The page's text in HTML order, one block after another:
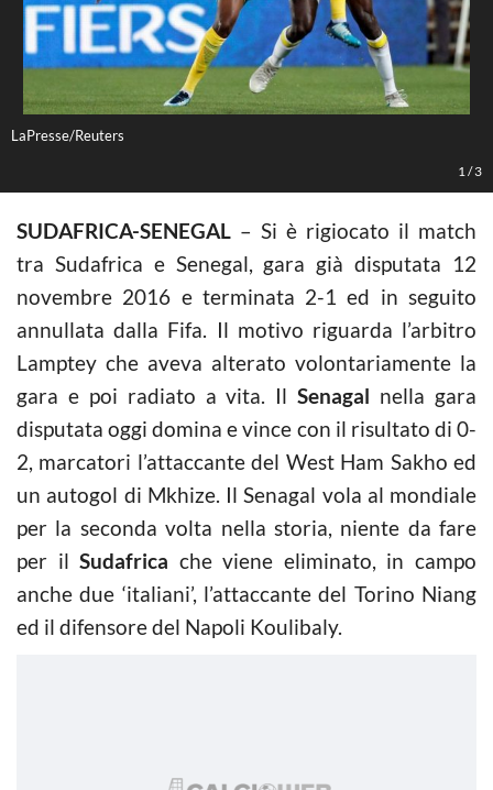
LaPresse/Reuters
1 /3
SUDAFRICA-SENEGAL – Si è rigiocato il match
tra Sudafrica e Senegal, gara già disputata 12
novembre 2016 e terminata 2-1 ed in seguito
annullata dalla Fifa. Il motivo riguarda l’arbitro
Lamptey che aveva alterato volontariamente la
gara e poi radiato a vita. IlSenagal nella gara
disputata oggi domina e vince con il risultato di 0-
2, marcatori l’attaccante del West Ham Sakho ed
un autogol di Mkhize. Il Senagal vola al mondiale
per la seconda volta nella storia, niente da fare
per ilSudafrica che viene eliminato, in campo
anche due ‘italiani’, l’attaccante del Torino Niang
ed il difensore del Napoli Koulibaly.